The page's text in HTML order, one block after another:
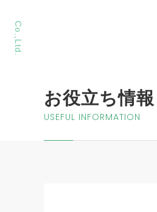
Co.,Ltd.
お役立ち情報
USEFUL INFORMATION